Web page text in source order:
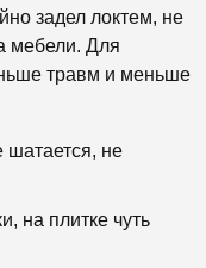
задел локтем, не
мебели. Для
травм и меньше
шатается, не
на плитке чуть